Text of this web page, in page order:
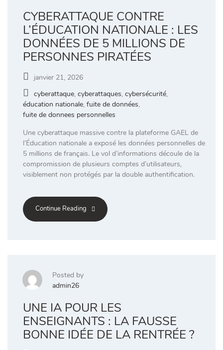
CYBERATTAQUE CONTRE
L’ÉDUCATION NATIONALE : LES
DONNÉES DE 5 MILLIONS DE
PERSONNES PIRATÉES
janvier 21, 2026
cyberattaque, cyberattaques, cybersécurité,
éducation nationale, fuite de données,
fuite de donnees personnelles
Une cyberattaque massive contre la plateforme GAEL de
l’Éducation nationale a exposé les données personnelles de
5 millions de français. Le vol d’informations découle de la
compromission de plusieurs comptes d’utilisateurs,
visiblement non protégés par la double authentification.
Continue Reading
Posted by
admin26
UNE IA POUR LES
ENSEIGNANTS : LA FAUSSE
BONNE IDÉE DE LA RENTRÉE ?